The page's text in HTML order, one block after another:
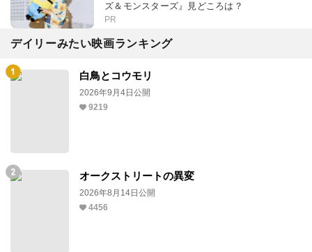
ズ＆モンスターズ』見どころは？
PR
デイリーみたい映画ランキング
白鳥とコウモリ
2026年9月4日公開
9219
オークストリートの異変
2026年8月14日公開
4456